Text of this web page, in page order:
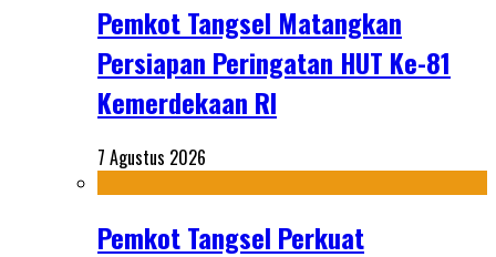
Pemkot Tangsel Matangkan
Persiapan Peringatan HUT Ke-81
Kemerdekaan RI
7 Agustus 2026
Pemkot Tangsel Perkuat